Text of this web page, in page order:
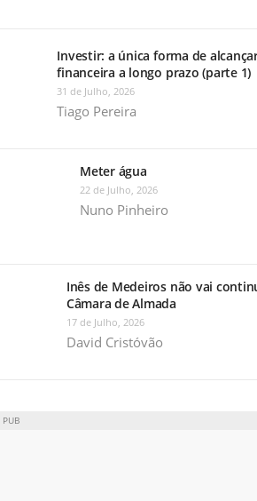
Investir: a única forma de
financeira a longo prazo (parte 1)
31 de Julho, 2026
Tiago Pereira
Meter água
22 de Julho, 2026
Nuno Pinheiro
Inês de Medeiros não vai
Câmara de Almada
17 de Julho, 2026
David Cristóvão
PUB